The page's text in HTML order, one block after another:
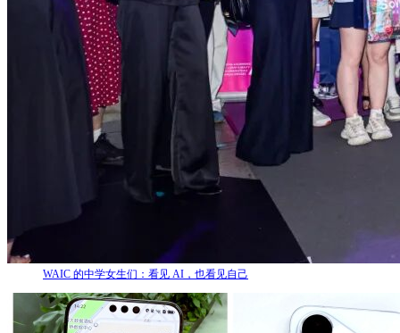
WAIC 的中学女生们：看见 AI，也看见自己